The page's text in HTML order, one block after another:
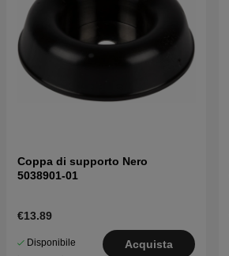
Coppa di supporto Nero
5038901-01
€13.89
Disponibile
Acquista